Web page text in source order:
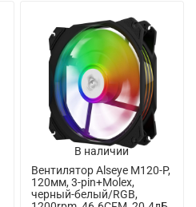
В наличии
Вентилятор Alseye M120-P,
120мм, 3-pin+Molex,
черный-белый/RGB,